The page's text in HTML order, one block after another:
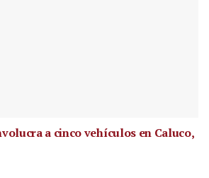
a cinco vehículos en Caluco,